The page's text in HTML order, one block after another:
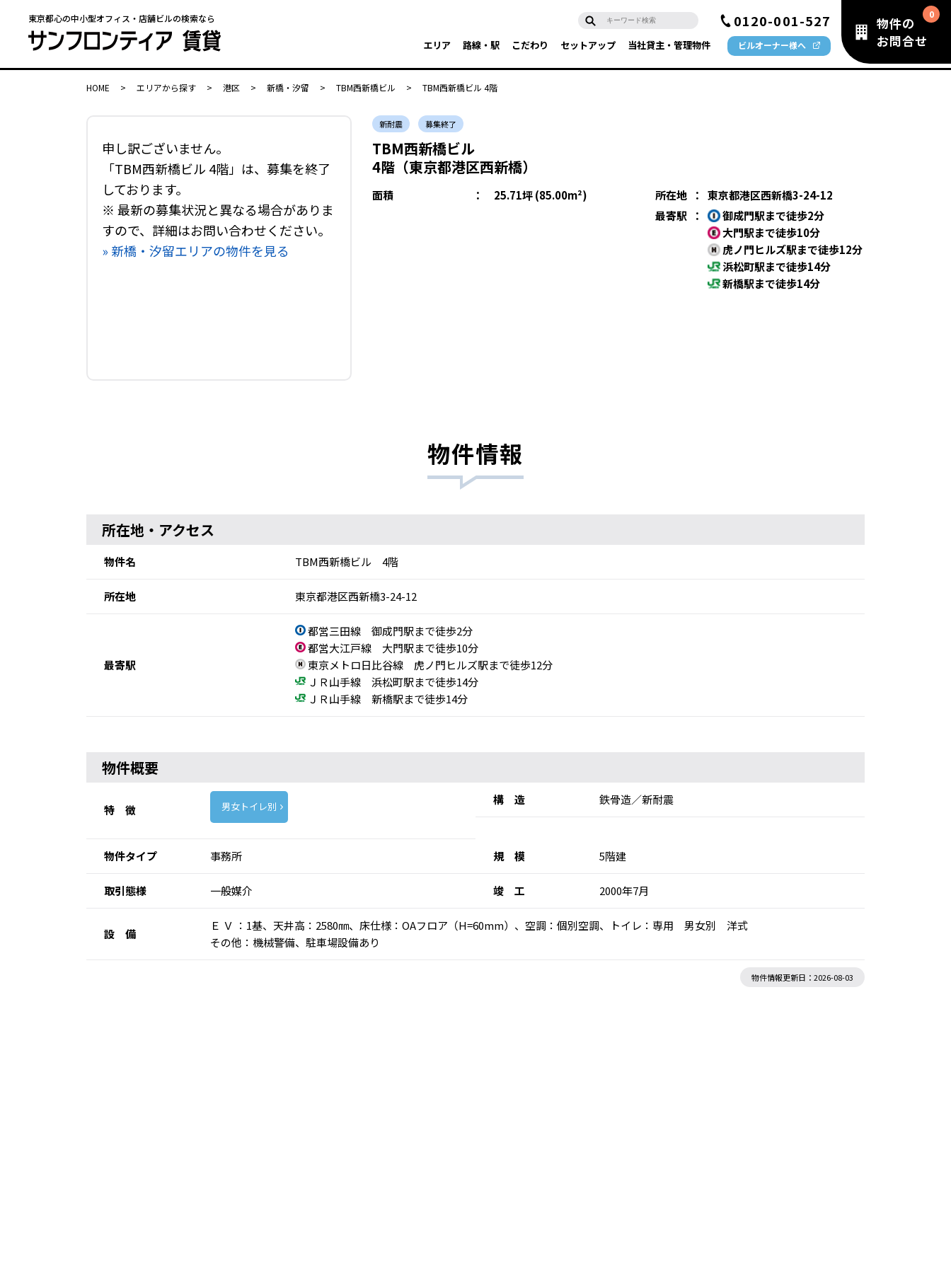
東京都心の中小型オフィス・店舗ビルの検索なら 0120-001-527
エリア 路線・駅 こだわり セットアップ 当社貸主・管理物件 ビルオーナー様へ
物件の
お問合せ
HOME > エリアから探す > 港区 > 新橋・汐留 > TBM西新橋ビル > TBM西新橋ビル 4階
申し訳ございません。
「TBM西新橋ビル 4階」は、募集を終了
しております。
※ 最新の募集状況と異なる場合がありま
すので、詳細はお問い合わせください。
» 新橋・汐留エリアの物件を見る
新耐震 募集終了
TBM西新橋ビル
4階（東京都港区西新橋）
面積 ： 25.71坪 (85.00m²) 所在地 ：
東京都港区西新橋3-24-12
最寄駅
：
御成門駅まで徒歩2分
大門駅まで徒歩10分
虎ノ門ヒルズ駅まで徒歩12分
浜松町駅まで徒歩14分
新橋駅まで徒歩14分
物件情報
所在地・アクセス
物件名 TBM西新橋ビル 4階
所在地 東京都港区西新橋3-24-12
最寄駅
都営三田線 御成門駅まで徒歩2分
都営大江戸線 大門駅まで徒歩10分
東京メトロ日比谷線 虎ノ門ヒルズ駅まで徒歩12分
ＪＲ山手線 浜松町駅まで徒歩14分
ＪＲ山手線 新橋駅まで徒歩14分
物件概要
特 徴 男女トイレ別 構 造 鉄骨造／新耐震
物件タイプ 事務所 規 模 5階建
取引態様 一般媒介 竣 工 2000年7月
設 備
Ｅ Ｖ ：1基、天井高：2580㎜、床仕様：OAフロア（H=60mm）、空調：個別空調、トイレ：専用 男女別 洋式
その他：機械警備、駐車場設備あり
物件情報更新日：2026-08-03